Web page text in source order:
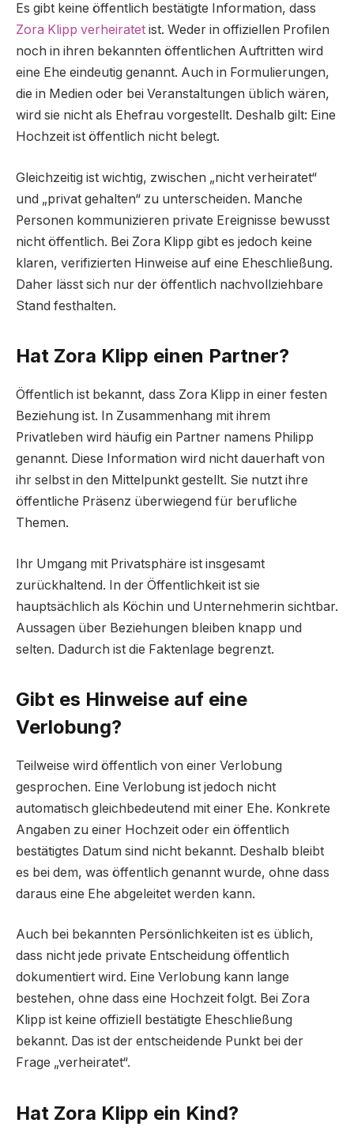
Es gibt keine öffentlich bestätigte Information, dass
Zora Klipp verheiratet ist. Weder in offiziellen Profilen
noch in ihren bekannten öffentlichen Auftritten wird
eine Ehe eindeutig genannt. Auch in Formulierungen,
die in Medien oder bei Veranstaltungen üblich wären,
wird sie nicht als Ehefrau vorgestellt. Deshalb gilt: Eine
Hochzeit ist öffentlich nicht belegt.
Gleichzeitig ist wichtig, zwischen „nicht verheiratet“
und „privat gehalten“ zu unterscheiden. Manche
Personen kommunizieren private Ereignisse bewusst
nicht öffentlich. Bei Zora Klipp gibt es jedoch keine
klaren, verifizierten Hinweise auf eine Eheschließung.
Daher lässt sich nur der öffentlich nachvollziehbare
Stand festhalten.
Hat Zora Klipp einen Partner?
Öffentlich ist bekannt, dass Zora Klipp in einer festen
Beziehung ist. In Zusammenhang mit ihrem
Privatleben wird häufig ein Partner namens Philipp
genannt. Diese Information wird nicht dauerhaft von
ihr selbst in den Mittelpunkt gestellt. Sie nutzt ihre
öffentliche Präsenz überwiegend für berufliche
Themen.
Ihr Umgang mit Privatsphäre ist insgesamt
zurückhaltend. In der Öffentlichkeit ist sie
hauptsächlich als Köchin und Unternehmerin sichtbar.
Aussagen über Beziehungen bleiben knapp und
selten. Dadurch ist die Faktenlage begrenzt.
Gibt es Hinweise auf eine
Verlobung?
Teilweise wird öffentlich von einer Verlobung
gesprochen. Eine Verlobung ist jedoch nicht
automatisch gleichbedeutend mit einer Ehe. Konkrete
Angaben zu einer Hochzeit oder ein öffentlich
bestätigtes Datum sind nicht bekannt. Deshalb bleibt
es bei dem, was öffentlich genannt wurde, ohne dass
daraus eine Ehe abgeleitet werden kann.
Auch bei bekannten Persönlichkeiten ist es üblich,
dass nicht jede private Entscheidung öffentlich
dokumentiert wird. Eine Verlobung kann lange
bestehen, ohne dass eine Hochzeit folgt. Bei Zora
Klipp ist keine offiziell bestätigte Eheschließung
bekannt. Das ist der entscheidende Punkt bei der
Frage „verheiratet“.
Hat Zora Klipp ein Kind?